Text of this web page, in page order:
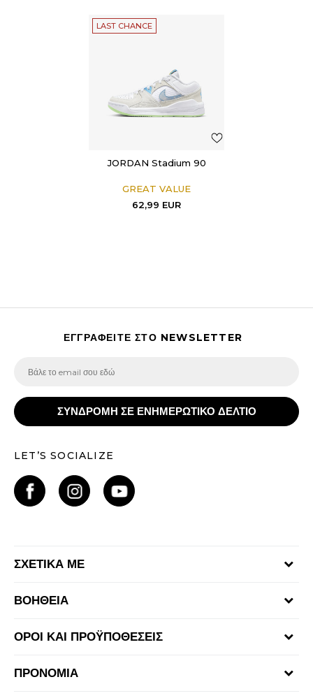
LAST CHANCE
JORDAN Stadium 90
GREAT VALUE
62,99 EUR
ΕΓΓΡΑΦΕΙΤΕ ΣΤΟ NEWSLETTER
ΣΥΝΔΡΟΜΗ ΣΕ ΕΝΗΜΕΡΩΤΙΚΟ ΔΕΛΤΙΟ
LET’S SOCIALIZE
ΣΧΕΤΙΚΑ ΜΕ
Καταστήματα
ΒΟΗΘΕΙΑ
Αποστολή & Παράδοση
ΟΡΟΙ ΚΑΙ ΠΡΟΫΠΟΘΕΣΕΙΣ
ΠΡΟΝΟΜΙΑ